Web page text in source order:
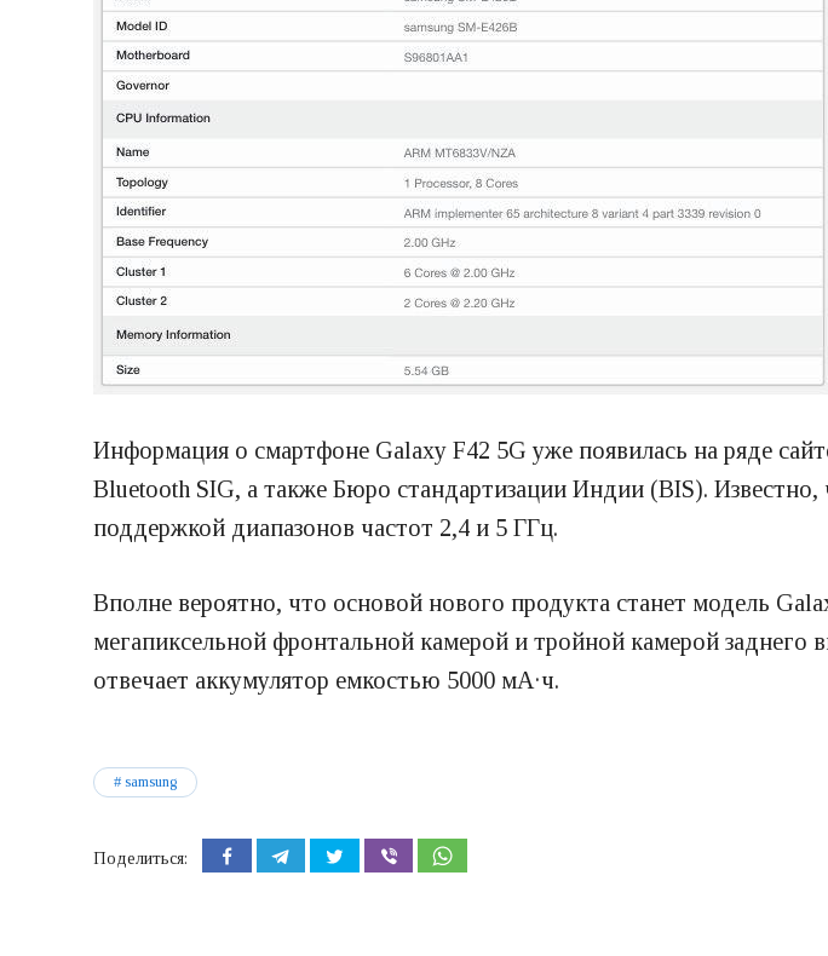
Информация о смартфоне Galaxy F42 5G уже появилась на ряде
Bluetooth SIG, а также Бюро стандартизации Индии (BIS).
поддержкой диапазонов частот 2,4 и 5 ГГц.
Вполне вероятно, что основой нового продукта станет модель
мегапиксельной фронтальной камерой и тройной камерой заднего
отвечает аккумулятор емкостью 5000 мА·ч.
samsung
Поделиться: